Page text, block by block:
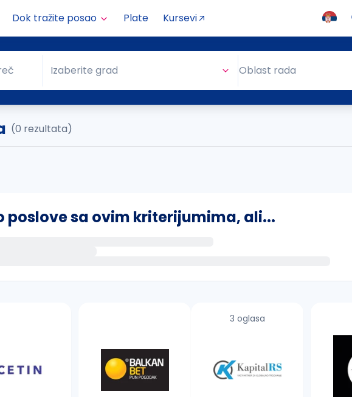
Dok tražite posao Plate Kursevi
Grad
Izaberite grad Oblast rada
(0 rezultata)
poslove sa ovim kriterijumima, ali...
(koristite č, ć, š, đ, ž, dž)
3 oglasa